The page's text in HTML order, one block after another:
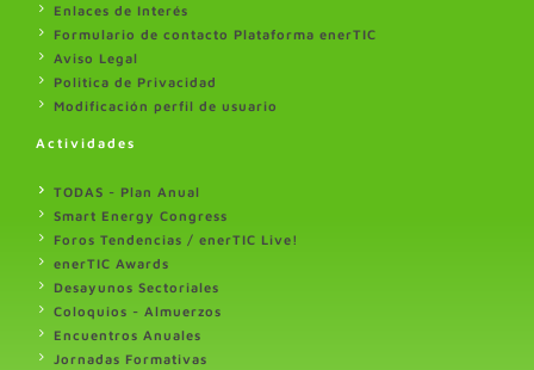
Enlaces de Interés
Formulario de contacto Plataforma enerTIC
Aviso Legal
Politica de Privacidad
Modificación perfil de usuario
Actividades
TODAS - Plan Anual
Smart Energy Congress
Foros Tendencias / enerTIC Live!
enerTIC Awards
Desayunos Sectoriales
Coloquios - Almuerzos
Encuentros Anuales
Jornadas Formativas